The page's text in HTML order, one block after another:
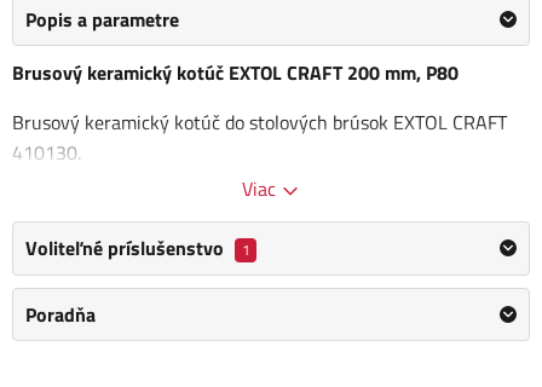
Popis a parametre
Brusový keramický kotúč EXTOL CRAFT 200 mm, P80
Brusový keramický kotúč do stolových brúsok EXTOL CRAFT
410130.
Vnútorný priemer otvoru: 16 mm
Hrúbka kotúča: 20 mm
Zrnitosť: P 80
Viac
Voliteľné príslušenstvo 1
Poradňa